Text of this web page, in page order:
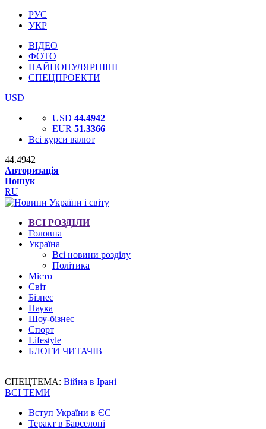
РУС
УКР
ВІДЕО
ФОТО
НАЙПОПУЛЯРНІШІ
СПЕЦПРОЕКТИ
USD
USD 44.4942
EUR 51.3366
Всі курси валют
44.4942
Авторизація
Пошук
RU
ВСІ РОЗДІЛИ
Головна
Україна
Всі новини розділу
Політика
Місто
Світ
Бізнес
Наука
Шоу-бізнес
Спорт
Lifestyle
БЛОГИ ЧИТАЧІВ
СПЕЦТЕМА: Війна в Ірані
ВСІ ТЕМИ
Вступ України в ЄС
Теракт в Барселоні